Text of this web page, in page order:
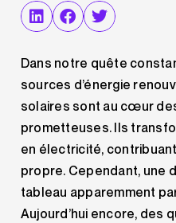
Dans notre quête
sources d’énergie
solaires sont au cœur
prometteuses. Ils
en électricité,
propre. Cependant, une
tableau apparemment
Aujourd’hui encore, des